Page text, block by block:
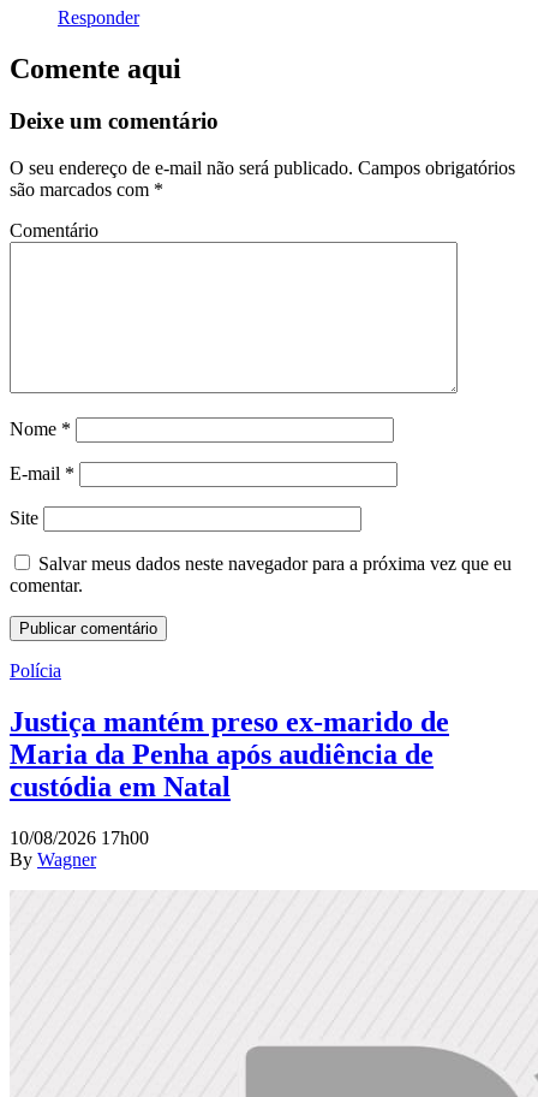
Responder
Comente aqui
Deixe um comentário
O seu endereço de e-mail não será publicado. Campos obrigatórios
são marcados com *
Comentário
Nome *
E-mail *
Site
Salvar meus dados neste navegador para a próxima vez que eu
comentar.
Polícia
Justiça mantém preso ex-marido de
Maria da Penha após audiência de
custódia em Natal
10/08/2026 17h00
By Wagner